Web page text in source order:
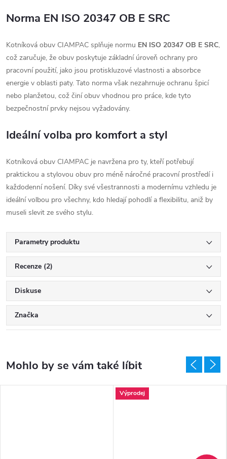
Norma EN ISO 20347 OB E SRC
Kotníková obuv CIAMPAC splňuje normu EN ISO 20347 OB E SRC,
což zaručuje, že obuv poskytuje základní úroveň ochrany pro
pracovní použití, jako jsou protiskluzové vlastnosti a absorbce
energie v oblasti paty. Tato norma však nezahrnuje ochranu špicí
nebo planžetou, což činí obuv vhodnou pro práce, kde tyto
bezpečnostní prvky nejsou vyžadovány.
Ideální volba pro komfort a styl
Kotníková obuv CIAMPAC je navržena pro ty, kteří potřebují
praktickou a stylovou obuv pro méně náročné pracovní prostředí i
každodenní nošení. Díky své všestrannosti a modernímu vzhledu je
ideální volbou pro všechny, kdo hledají pohodlí a flexibilitu, aniž by
museli slevit ze svého stylu.
Parametry produktu
Recenze (2)
Diskuse
Značka
Výprodej